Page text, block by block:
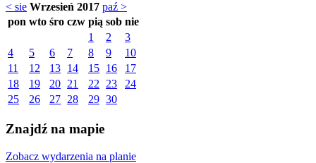
< sie Wrzesień 2017 paź >
pon wto śro czw pią sob nie
1
2
3
4
5 6 7 8 9
10
11
12 13 14 15 16
17
18
19 20 21 22 23
24
25
26 27 28 29 30
Znajdź na mapie
Zobacz wydarzenia na planie